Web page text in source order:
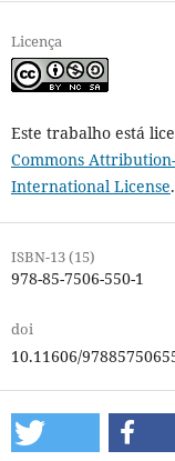
Licença
Este trabalho está
Commons
International License.
ISBN-13 (15)
978-85-7506-550-1
doi
10.11606/